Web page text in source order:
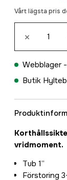
Vårt lägsta pris
×
Webblager -
Butik
vridmoment.
Tub 1”
Förstoring